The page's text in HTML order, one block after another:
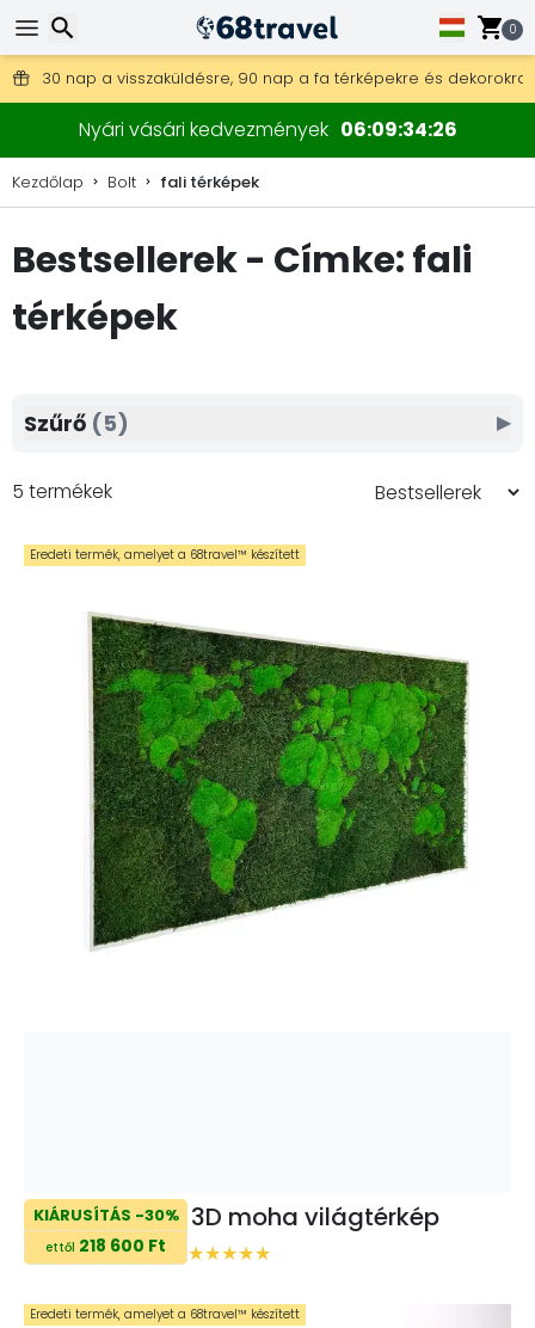
0
Ingyenes szállítás 25 000 Ft feletti megrendelés esetén.
30 nap a visszaküldésre, 90 nap a fa térképekre és dekorokra.
Nyári vásári kedvezmények 06 09 34 25
Kezdőlap Bolt fali térképek
Bestsellerek - Címke: fali
térképek
5 termékek
KIÁRUSÍTÁS -30%
ettől 218 600 Ft
3D moha világtérkép
Eredeti termék, amelyet a 68travel™️ készített
Eredeti termék, amelyet a 68travel™️ készített
Szűrő (5) ▶
Keresés
Keresés